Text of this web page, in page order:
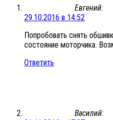
Евгений:
29.10.2016 в 14:52
Попробовать снять
состояние моторчика.
Ответить
Василий: